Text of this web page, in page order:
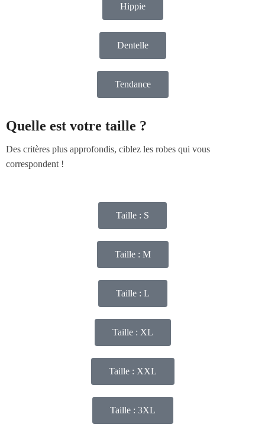
Hippie
Dentelle
Tendance
Quelle est votre taille ?
Des critères plus approfondis, ciblez les robes qui vous
correspondent !
Taille : S
Taille : M
Taille : L
Taille : XL
Taille : XXL
Taille : 3XL